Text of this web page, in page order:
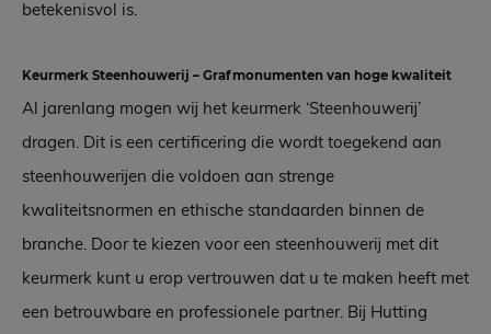
betekenisvol is.
Keurmerk Steenhouwerij – Grafmonumenten van hoge kwaliteit
Al jarenlang mogen wij het keurmerk ‘Steenhouwerij’
dragen. Dit is een certificering die wordt toegekend aan
steenhouwerijen die voldoen aan strenge
kwaliteitsnormen en ethische standaarden binnen de
branche. Door te kiezen voor een steenhouwerij met dit
keurmerk kunt u erop vertrouwen dat u te maken heeft met
een betrouwbare en professionele partner. Bij Hutting